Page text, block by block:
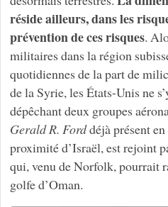
réside ailleurs, dans les
prévention de ces risques.
militaires dans la région
quotidiennes de la part de
de la Syrie, les États-Unis ne
dépêchant deux groupes
Gerald R. Forddéjà présent
proximité d’Israël, est rejoint
qui, venu de Norfolk, pourrait
golfe d’Oman.